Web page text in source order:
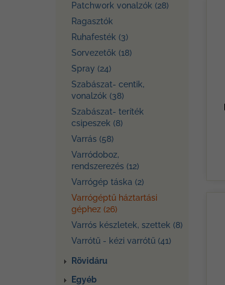
Patchwork vonalzók (28)
Ragasztók
Ruhafesték (3)
Sorvezetők (18)
Spray (24)
Szabászat- centik,
vonalzók (38)
Szabászat- teríték
csipeszek (8)
Varrás (58)
Varródoboz,
rendszerezés (12)
Varrógép táska (2)
Varrógéptű háztartási
géphez (26)
Varrós készletek, szettek (8)
Varrótű - kézi varrótű (41)
Rövidáru
Egyéb